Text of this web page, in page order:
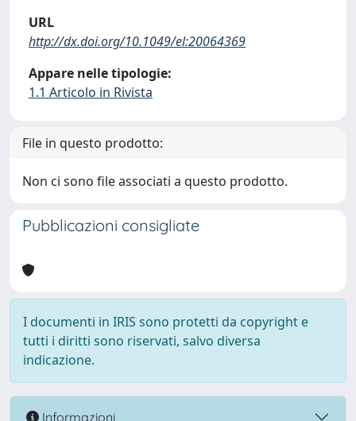
URL
http://dx.doi.org/10.1049/el:20064369
Appare nelle tipologie:
1.1 Articolo in Rivista
File in questo prodotto:
Non ci sono file associati a questo prodotto.
Pubblicazioni consigliate
I documenti in IRIS sono protetti da copyright e
tutti i diritti sono riservati, salvo diversa
indicazione.
Informazioni